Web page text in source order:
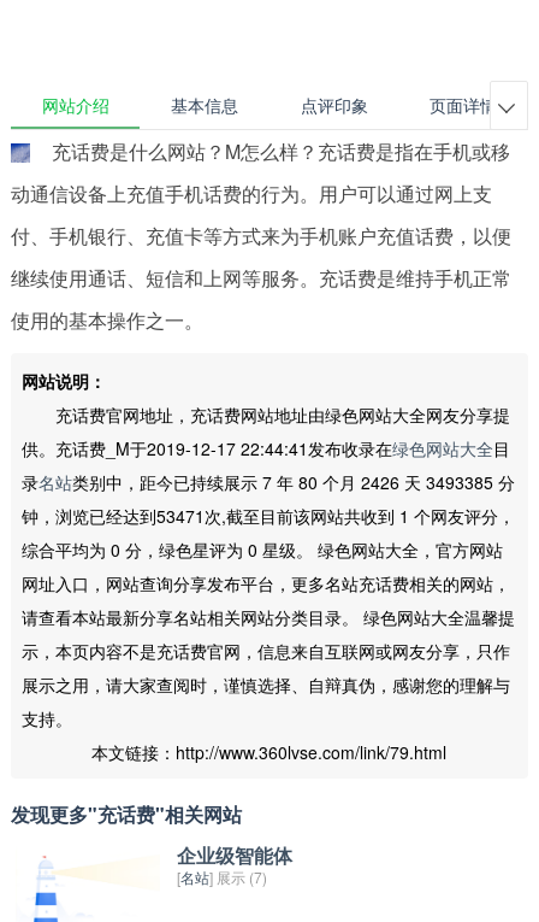
网站介绍 基本信息 点评印象 页面详情 
充话费是什么网站？M怎么样？充话费是指在手机或移
动通信设备上充值手机话费的行为。用户可以通过网上支
付、手机银行、充值卡等方式来为手机账户充值话费，以便
继续使用通话、短信和上网等服务。充话费是维持手机正常
使用的基本操作之一。
网站说明：
充话费官网地址，充话费网站地址由绿色网站大全网友分享提
供。充话费_M于2019-12-17 22:44:41发布收录在绿色网站大全目
录名站类别中，距今已持续展示 7 年 80 个月 2426 天 3493385 分
钟，浏览已经达到53471次,截至目前该网站共收到 1 个网友评分，
综合平均为 0 分，绿色星评为 0 星级。 绿色网站大全，官方网站
网址入口，网站查询分享发布平台，更多名站充话费相关的网站，
请查看本站最新分享名站相关网站分类目录。 绿色网站大全温馨提
示，本页内容不是充话费官网，信息来自互联网或网友分享，只作
展示之用，请大家查阅时，谨慎选择、自辩真伪，感谢您的理解与
支持。
本文链接：http://www.360lvse.com/link/79.html
发现更多"充话费"相关网站
企业级智能体
[名站] 展示 (7)